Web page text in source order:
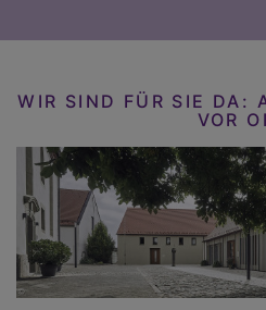
WIR SIND FÜR SIE DA:
VOR